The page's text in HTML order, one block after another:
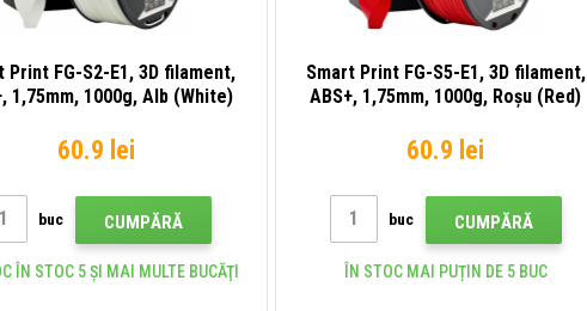
Print FG-S2-E1, 3D filament,
1,75mm, 1000g, Alb (White)
60.9 lei
buc CUMPĂRĂ
ÎN STOC 5 ȘI MAI MULTE BUCĂŢI
Smart Print FG-S5-E1, 3D filament,
ABS+, 1,75mm, 1000g, Roșu (Red)
60.9 lei
buc CUMPĂRĂ
ÎN STOC MAI PUȚIN DE 5 BUC